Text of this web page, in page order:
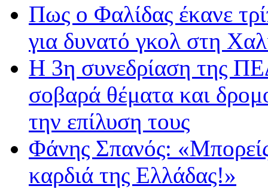
Πως ο Φαλίδας έκανε
για δυνατό γκολ στη
Η 3η συνεδρίαση της
σοβαρά θέματα και
την επίλυση τους
Φάνης Σπανός:
καρδιά της Ελλάδας!»